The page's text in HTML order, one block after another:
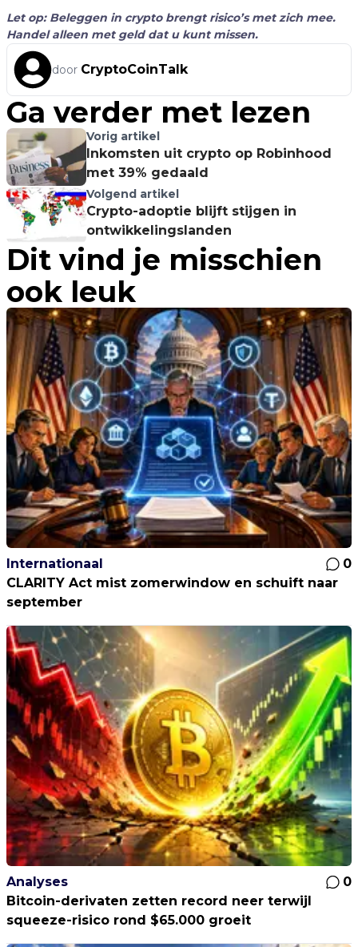
Let op: Beleggen in crypto brengt risico’s met zich mee.
Handel alleen met geld dat u kunt missen.
door CryptoCoinTalk
Ga verder met lezen
Vorig artikel
Inkomsten uit crypto op Robinhood
met 39% gedaald
Volgend artikel
Crypto-adoptie blijft stijgen in
ontwikkelingslanden
Dit vind je misschien
ook leuk
Internationaal
0
CLARITY Act mist zomerwindow en schuift naar
september
Analyses
0
Bitcoin-derivaten zetten record neer terwijl
squeeze-risico rond $65.000 groeit